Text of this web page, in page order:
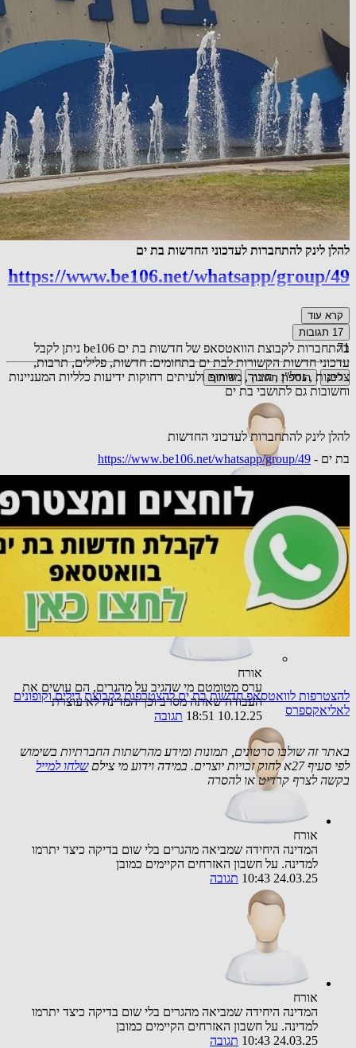
להלן לינק להתחברות לעדכוני החדשות בת ים
https://www.be106.net/whatsapp/group/49
בהתחברות לקבוצת הוואטסאפ של חדשות בת ים be106 ניתן לקבל
עדכוני חדשות הקשורות לבת ים בתחומים: חדשות, פלילים, תרבות,
צרכנות , נדל"ן , חינוך, מדורים ולעיתים רחוקות ידיעות כלליות המעניינות
וחשובות גם לתושבי בת ים
להלן לינק להתחברות לעדכוני החדשות
בת ים - https://www.be106.net/whatsapp/group/49
להצטרפות לוואטסאפ חדשות בת יםלהצטרפות לקבוצת דילים וקופונים
לאליאקספרס
באתר זה שולבו סרטונים, תמונות ומידע מהרשתות החברתיות בשימוש
לפי סעיף 27א לחוק זכויות יוצרים. במידה וידוע מי צילם
שלחו למייל
בקשה לצרף קרדיט או להסרה
קרא עוד
17 תגובות
71
לייק הוספת תגובה שיתוף
אורח
המדינה היחידה שמביאה מהגרים בלי שום בדיקה כיצד יתרמו
למדינה. על חשבון האזרחים הקיימים כמובן
24.03.25 10:43
תגובה
אורח
ערס מטומטם מי שהגיב על מהגרים, הם עושים את
העבודה שאתה מסרב וכך המדינה לא עוצרת
10.12.25 18:51
תגובה
אורח
המדינה היחידה שמביאה מהגרים בלי שום בדיקה כיצד יתרמו
למדינה. על חשבון האזרחים הקיימים כמובן
24.03.25 10:43
תגובה
אורח
המדינה היחידה שמביאה מהגרים בלי שום בדיקה כיצד יתרמו
למדינה. על חשבון האזרחים הקיימים כמובן
24.03.25 10:43
תגובה